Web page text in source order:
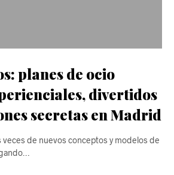
planes de ocio
divertidos
secretas en Madrid
veces de nuevos conceptos y modelos de